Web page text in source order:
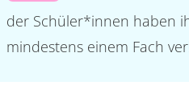
der Schüler*innen haben
mindestens einem Fach